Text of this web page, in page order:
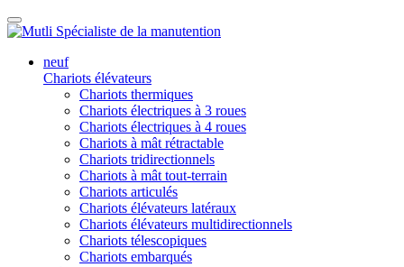
neuf
Chariots élévateurs
Chariots thermiques
Chariots électriques à 3 roues
Chariots électriques à 4 roues
Chariots à mât rétractable
Chariots tridirectionnels
Chariots à mât tout-terrain
Chariots articulés
Chariots élévateurs latéraux
Chariots élévateurs multidirectionnels
Chariots télescopiques
Chariots embarqués